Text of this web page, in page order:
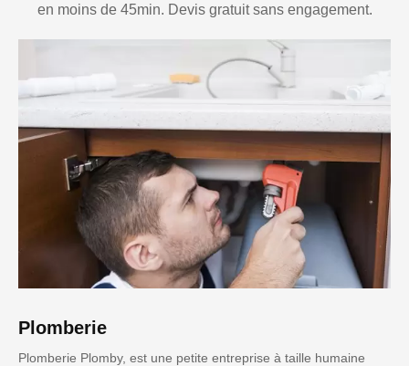
en moins de 45min. Devis gratuit sans engagement.
Plomberie
Plomberie Plomby, est une petite entreprise à taille humaine